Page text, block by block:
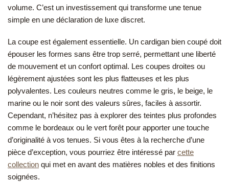
volume. C’est un investissement qui transforme une tenue
simple en une déclaration de luxe discret.
La coupe est également essentielle. Un cardigan bien coupé doit
épouser les formes sans être trop serré, permettant une liberté
de mouvement et un confort optimal. Les coupes droites ou
légèrement ajustées sont les plus flatteuses et les plus
polyvalentes. Les couleurs neutres comme le gris, le beige, le
marine ou le noir sont des valeurs sûres, faciles à assortir.
Cependant, n’hésitez pas à explorer des teintes plus profondes
comme le bordeaux ou le vert forêt pour apporter une touche
d’originalité à vos tenues. Si vous êtes à la recherche d’une
pièce d’exception, vous pourriez être intéressé par cette
collection qui met en avant des matières nobles et des finitions
soignées.